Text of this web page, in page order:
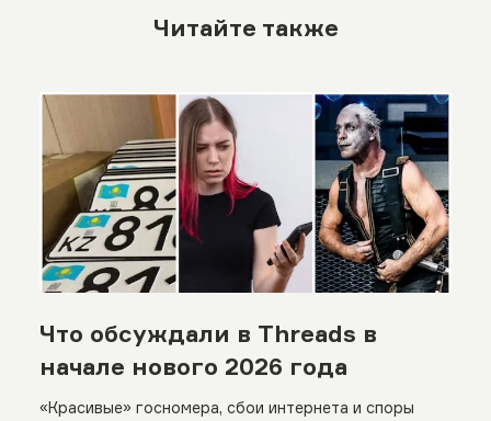
Читайте также
Что обсуждали в Threads в
начале нового 2026 года
«Красивые» госномера, сбои интернета и споры